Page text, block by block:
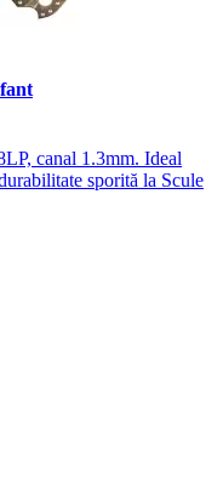
canal 1.3mm. Ideal
sporită la Scule